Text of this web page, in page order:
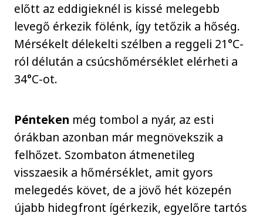
előtt az eddigieknél is kissé melegebb
levegő érkezik fölénk, így tetőzik a hőség.
Mérsékelt délekelti szélben a reggeli 21°C-
ról délután a csúcshőmérséklet elérheti a
34°C-ot.
Pénteken még tombol a nyár, az esti
órákban azonban már megnövekszik a
felhőzet. Szombaton átmenetileg
visszaesik a hőmérséklet, amit gyors
melegedés követ, de a jövő hét közepén
újabb hidegfront ígérkezik, egyelőre tartós